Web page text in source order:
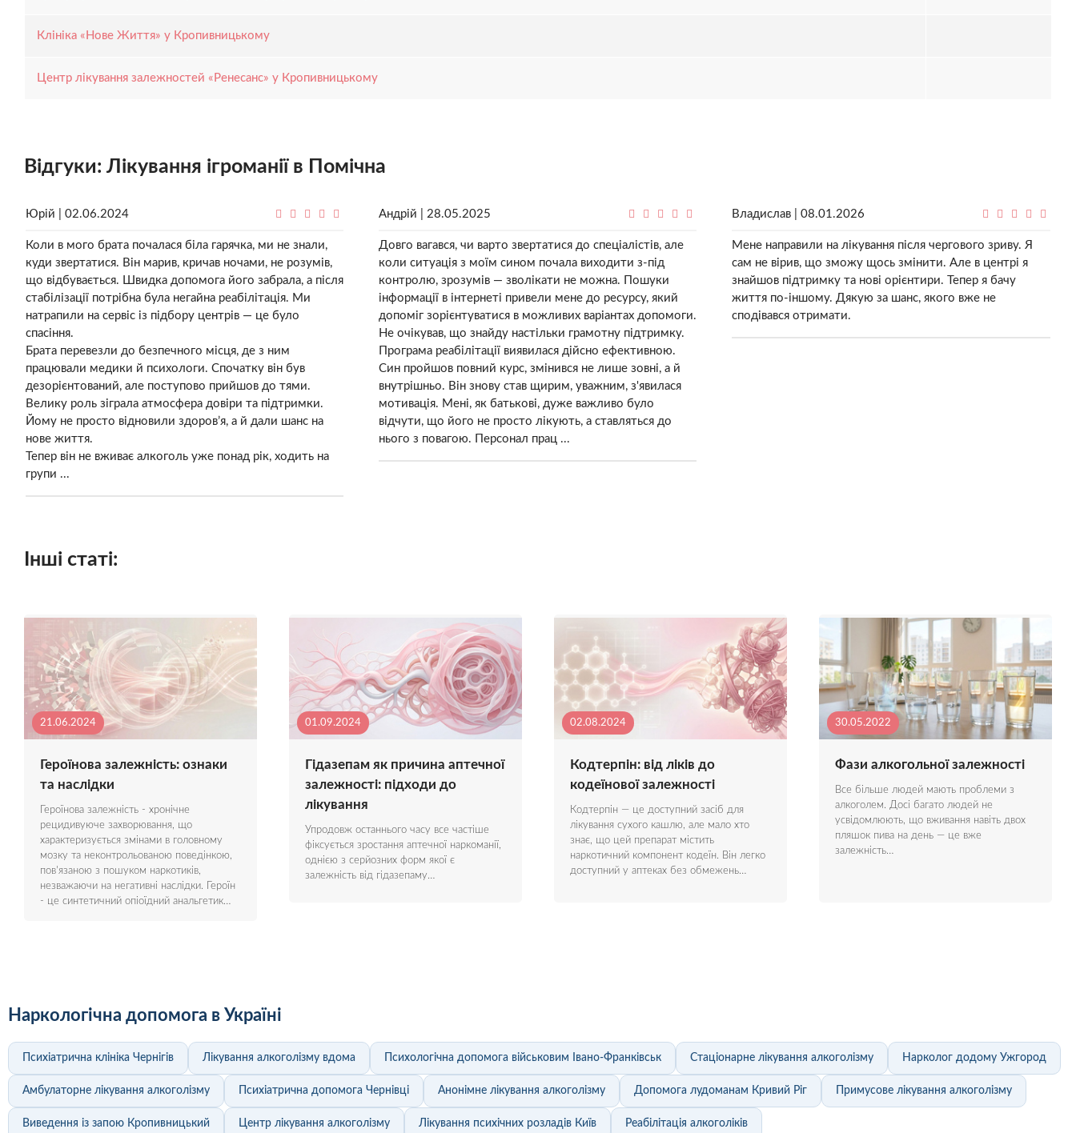
Клініка «Нове Життя» у Кропивницькому
Центр лікування залежностей «Ренесанс» у Кропивницькому
Відгуки: Лікування ігроманії в Помічна
Юрій | 02.06.2024
Коли в мого брата почалася біла гарячка, ми не знали,
куди звертатися. Він марив, кричав ночами, не розумів,
що відбувається. Швидка допомога його забрала, а після
стабілізації потрібна була негайна реабілітація. Ми
натрапили на сервіс із підбору центрів — це було
спасіння.
Брата перевезли до безпечного місця, де з ним
працювали медики й психологи. Спочатку він був
дезорієнтований, але поступово прийшов до тями.
Велику роль зіграла атмосфера довіри та підтримки.
Йому не просто відновили здоров’я, а й дали шанс на
нове життя.
Тепер він не вживає алкоголь уже понад рік, ходить на
групи ...
Андрій | 28.05.2025
Довго вагався, чи варто звертатися до спеціалістів, але
коли ситуація з моїм сином почала виходити з-під
контролю, зрозумів — зволікати не можна. Пошуки
інформації в інтернеті привели мене до ресурсу, який
допоміг зорієнтуватися в можливих варіантах допомоги.
Не очікував, що знайду настільки грамотну підтримку.
Програма реабілітації виявилася дійсно ефективною.
Син пройшов повний курс, змінився не лише зовні, а й
внутрішньо. Він знову став щирим, уважним, з'явилася
мотивація. Мені, як батькові, дуже важливо було
відчути, що його не просто лікують, а ставляться до
нього з повагою. Персонал прац ...
Владислав | 08.01.2026
Мене направили на лікування після чергового зриву. Я
сам не вірив, що зможу щось змінити. Але в центрі я
знайшов підтримку та нові орієнтири. Тепер я бачу
життя по-іншому. Дякую за шанс, якого вже не
сподівався отримати.
Інші статі:
21.06.2024
Героїнова залежність: ознаки
та наслідки
Героїнова залежність - хронічне
рецидивуюче захворювання, що
характеризується змінами в головному
мозку та неконтрольованою поведінкою,
пов'язаною з пошуком наркотиків,
незважаючи на негативні наслідки. Героїн
- це синтетичний опіоїдний анальгетик…
01.09.2024
Гідазепам як причина аптечної
залежності: підходи до
лікування
Упродовж останнього часу все частіше
фіксується зростання аптечної наркоманії,
однією з серйозних форм якої є
залежність від гідазепаму…
02.08.2024
Кодтерпін: від ліків до
кодеїнової залежності
Кодтерпін — це доступний засіб для
лікування сухого кашлю, але мало хто
знає, що цей препарат містить
наркотичний компонент кодеїн. Він легко
доступний у аптеках без обмежень…
30.05.2022
Фази алкогольної залежності
Все більше людей мають проблеми з
алкоголем. Досі багато людей не
усвідомлюють, що вживання навіть двох
пляшок пива на день — це вже
залежність…
Наркологічна допомога в Україні
Психіатрична клініка Чернігів Лікування алкоголізму вдома Психологічна допомога військовим Івано-Франківськ Стаціонарне лікування алкоголізму Нарколог додому Ужгород
Амбулаторне лікування алкоголізму Психіатрична допомога Чернівці Анонімне лікування алкоголізму Допомога лудоманам Кривий Ріг Примусове лікування алкоголізму
Виведення із запою Кропивницький Центр лікування алкоголізму Лікування психічних розладів Київ Реабілітація алкоголіків